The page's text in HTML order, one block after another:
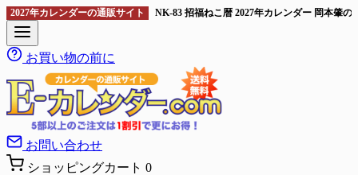
2027年カレンダーの通販サイト NK-83 招福ねこ暦 2027年カレンダー 岡本肇
お買い物の前に
お問い合わせ
ショッピングカート 0